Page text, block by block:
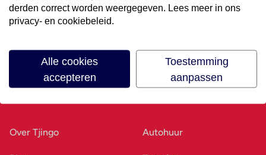
Over Tjingo Autohuur
derden correct worden weergegeven. Lees meer in ons
privacy- en cookiebeleid.
Alle cookies
accepteren
Toestemming
aanpassen